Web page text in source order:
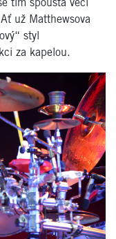
tím spousta věcí
už Matthewsova
styl
za kapelou.